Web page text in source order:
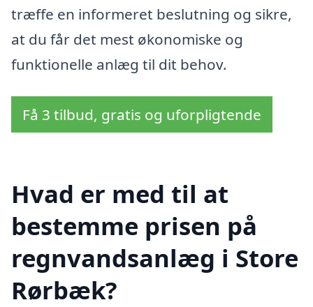
træffe en informeret beslutning og sikre,
at du får det mest økonomiske og
funktionelle anlæg til dit behov.
Få 3 tilbud, gratis og uforpligtende
Hvad er med til at
bestemme prisen på
regnvandsanlæg i Store
Rørbæk?